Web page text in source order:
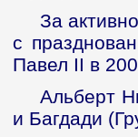
За
с
Павел II в
Альберт
и Багдади